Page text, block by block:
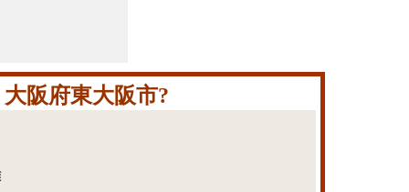
阪府東大阪市?